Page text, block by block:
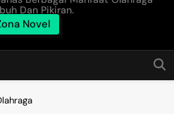
Dan Pikiran.
Novel